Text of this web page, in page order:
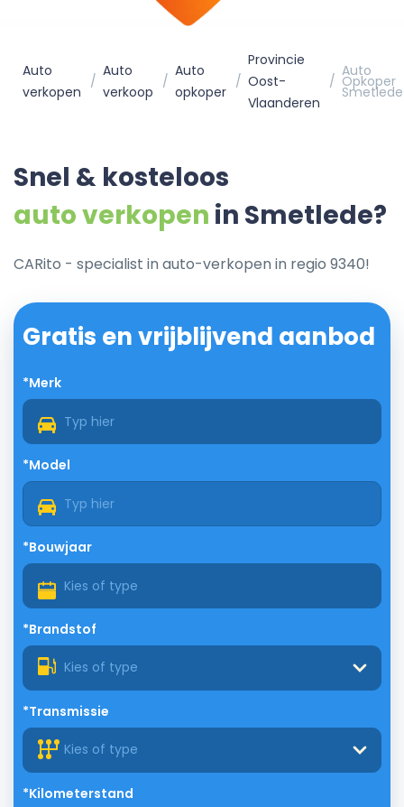
Auto
verkopen
Auto
verkoop
Auto
opkoper
Provincie
Oost-
Vlaanderen
Auto
Opkoper
Smetlede
Snel & kosteloos
auto verkopen in Smetlede?
CARito - specialist in auto-verkopen in regio 9340!
Gratis en vrijblijvend aanbod
*Merk
*Model
*Bouwjaar
*Brandstof
Kies of type
*Transmissie
Kies of type
*Kilometerstand